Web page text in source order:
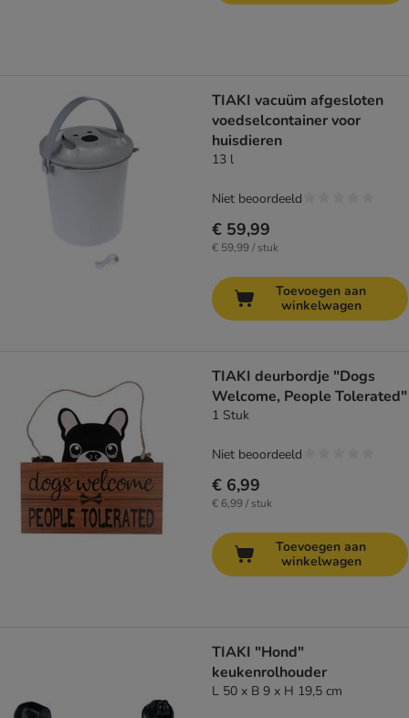
TIAKI vacuüm afgesloten
voedselcontainer voor
huisdieren
13 l
€ 59,99
€ 59,99 / stuk
Niet beoordeeld
Toevoegen aan
winkelwagen
TIAKI deurbordje "Dogs
Welcome, People Tolerated"
1 Stuk
€ 6,99
€ 6,99 / stuk
Niet beoordeeld
Toevoegen aan
winkelwagen
TIAKI "Hond"
keukenrolhouder
L 50 x B 9 x H 19,5 cm